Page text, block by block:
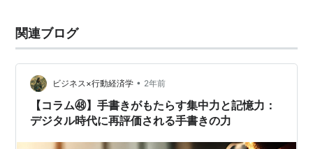
関連ブログ
ビジネス×行動経済学 • 2年前
【コラム㊽】手書きがもたらす集中力と記憶力：
デジタル時代に再評価される手書きの力